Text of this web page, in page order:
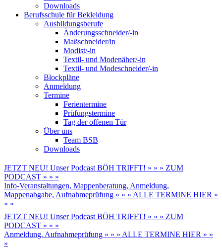
Downloads
Berufsschule für Bekleidung
Ausbildungsberufe
Änderungsschneider/-in
Maßschneider/in
Modist/-in
Textil- und Modenäher/-in
Textil- und Modeschneider/-in
Blockpläne
Anmeldung
Termine
Ferientermine
Prüfungstermine
Tag der offenen Tür
Über uns
Team BSB
Downloads
JETZT NEU! Unser Podcast BÖH TRIFFT! » » » ZUM
PODCAST » » »
Info-Veranstaltungen, Mappenberatung, Anmeldung,
Mappenabgabe, Aufnahmeprüfung » » » ALLE TERMINE HIER »
» »
JETZT NEU! Unser Podcast BÖH TRIFFT! » » » ZUM
PODCAST » » »
Anmeldung, Aufnahmeprüfung » » » ALLE TERMINE HIER » »
»